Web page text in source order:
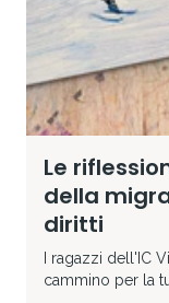
Le
della
diritti
I ragazzi dell'IC
cammino per la